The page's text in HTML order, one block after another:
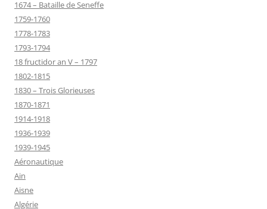
1674 – Bataille de Seneffe
1759-1760
1778-1783
1793-1794
18 fructidor an V – 1797
1802-1815
1830 – Trois Glorieuses
1870-1871
1914-1918
1936-1939
1939-1945
Aéronautique
Ain
Aisne
Algérie